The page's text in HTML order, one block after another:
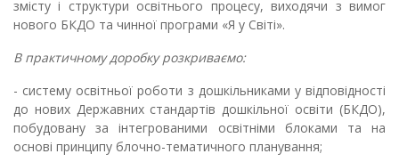
змісту і структури освітнього процесу, виходячи з вимог
нового БКДО та чинної програми «Я у Світі».
В практичному доробку розкриваємо:
- систему освітньої роботи з дошкільниками у відповідності
до нових Державних стандартів дошкільної освіти (БКДО),
побудовану за інтегрованими освітніми блоками та на
основі принципу блочно-тематичного планування;